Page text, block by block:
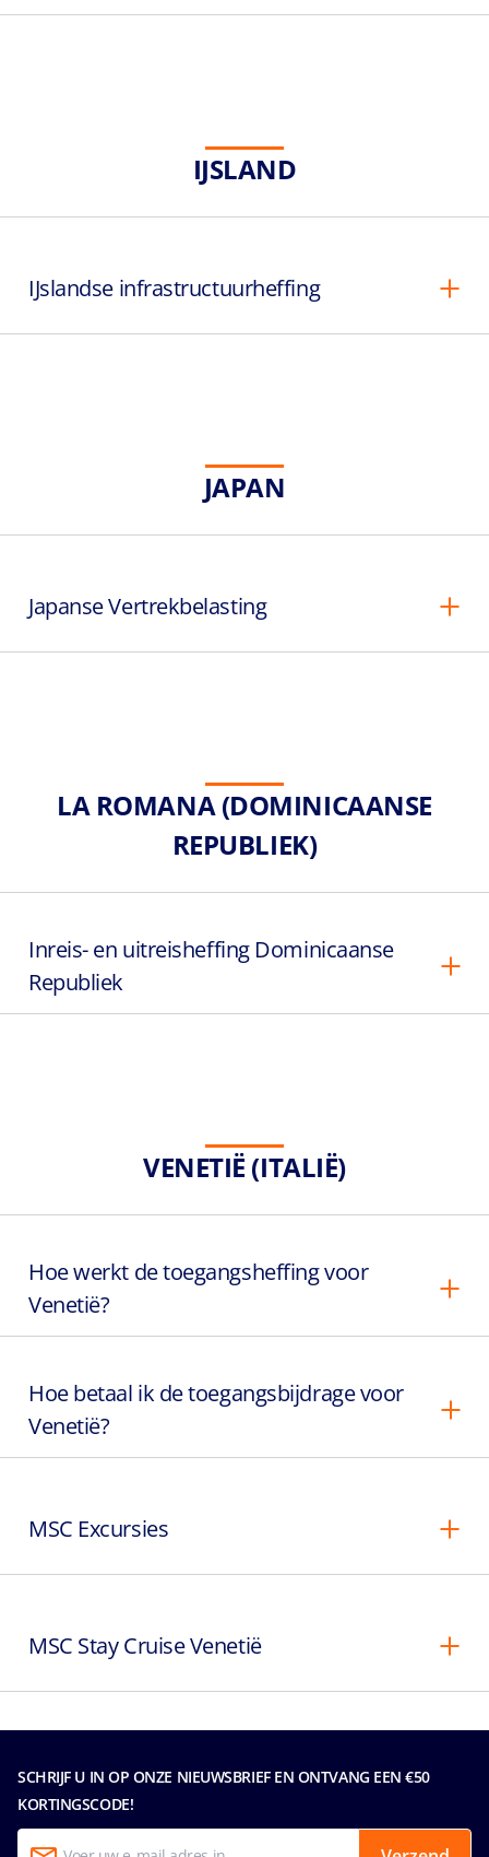
IJSLAND
IJslandse infrastructuurheffing
JAPAN
Japanse Vertrekbelasting
LA ROMANA (DOMINICAANSE
REPUBLIEK)
Inreis- en uitreisheffing Dominicaanse
Republiek
VENETIË (ITALIË)
Hoe werkt de toegangsheffing voor
Venetië?
Hoe betaal ik de toegangsbijdrage voor
Venetië?
MSC Excursies
MSC Stay Cruise Venetië
SCHRIJF U IN OP ONZE NIEUWSBRIEF EN ONTVANG EEN €50
KORTINGSCODE!